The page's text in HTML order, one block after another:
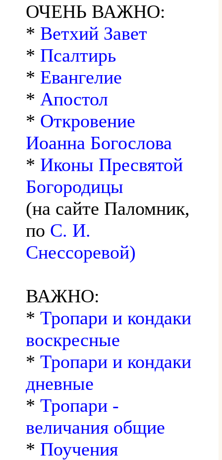
ОЧЕНЬ ВАЖНО:
* Ветхий Завет
* Псалтирь
* Евангелие
* Апостол
* Откровение
Иоанна Богослова
* Иконы Пресвятой
Богородицы
(на сайте Паломник,
по С. И.
Снессоревой)
ВАЖНО:
* Тропари и кондаки
воскресные
* Тропари и кондаки
дневные
* Тропари -
величания общие
* Поучения